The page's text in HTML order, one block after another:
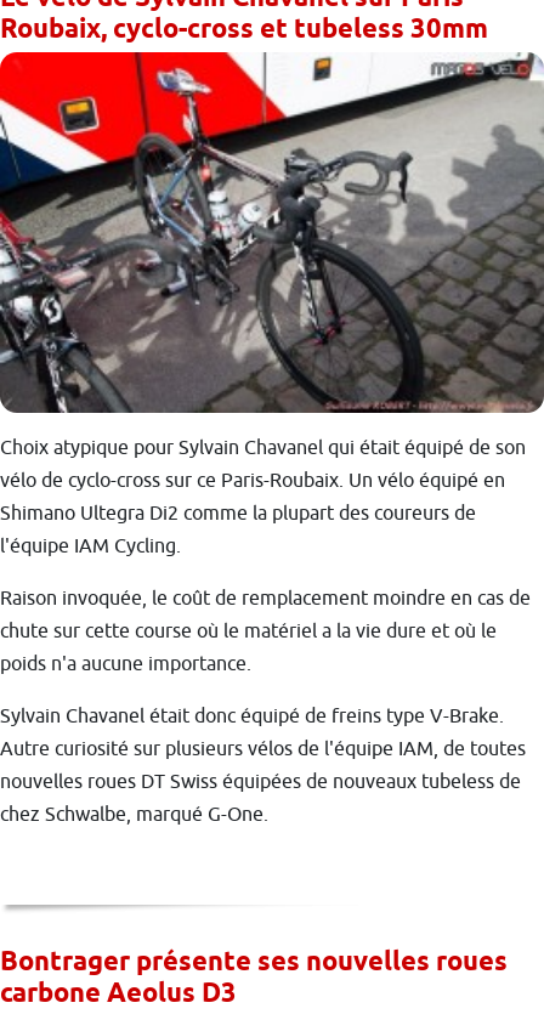
Roubaix, cyclo-cross et tubeless 30mm
Choix atypique pour Sylvain Chavanel qui était équipé de son
vélo de cyclo-cross sur ce Paris-Roubaix. Un vélo équipé en
Shimano Ultegra Di2 comme la plupart des coureurs de
l'équipe IAM Cycling.
Raison invoquée, le coût de remplacement moindre en cas de
chute sur cette course où le matériel a la vie dure et où le
poids n'a aucune importance.
Sylvain Chavanel était donc équipé de freins type V-Brake.
Autre curiosité sur plusieurs vélos de l'équipe IAM, de toutes
nouvelles roues DT Swiss équipées de nouveaux tubeless de
chez Schwalbe, marqué G-One.
Bontrager présente ses nouvelles roues
carbone Aeolus D3